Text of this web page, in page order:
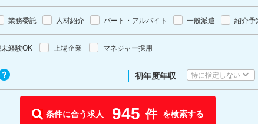
業務委託 人材紹介 パート・アルバイト 一般派遣 紹介予
経験OK 上場企業 マネジャー採用
初年度年収 特に指定しない
条件に合う求人 945 件 を検索する